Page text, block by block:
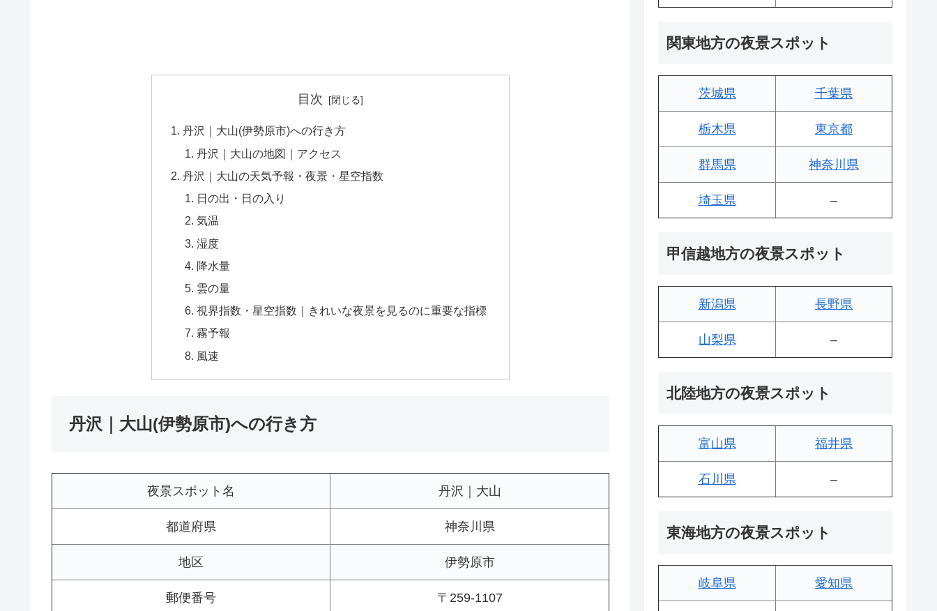
目次
丹沢｜大山(伊勢原市)への行き方
丹沢｜大山の地図｜アクセス
丹沢｜大山の天気予報・夜景・星空指数
日の出・日の入り
気温
湿度
降水量
雲の量
視界指数・星空指数｜きれいな夜景を見るのに重要な指標
霧予報
風速
丹沢｜大山(伊勢原市)への行き方
夜景スポット名 丹沢｜大山
都道府県 神奈川県
地区 伊勢原市
郵便番号 〒259-1107
関東地方の夜景スポット
茨城県 千葉県
栃木県 東京都
群馬県 神奈川県
埼玉県 –
甲信越地方の夜景スポット
新潟県 長野県
山梨県 –
北陸地方の夜景スポット
富山県 福井県
石川県 –
東海地方の夜景スポット
岐阜県 愛知県